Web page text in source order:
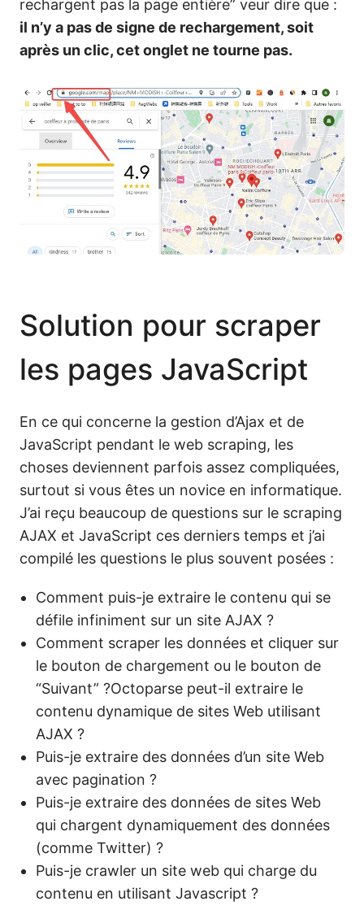
rechargent pas la page entière” veur dire que :
il n’y a pas de signe de rechargement, soit
après un clic, cet onglet ne tourne pas.
Solution pour scraper
les pages JavaScript
En ce qui concerne la gestion d’Ajax et de
JavaScript pendant le web scraping, les
choses deviennent parfois assez compliquées,
surtout si vous êtes un novice en informatique.
J’ai reçu beaucoup de questions sur le scraping
AJAX et JavaScript ces derniers temps et j’ai
compilé les questions le plus souvent posées :
Comment puis-je extraire le contenu qui se
défile infiniment sur un site AJAX ?
Comment scraper les données et cliquer sur
le bouton de chargement ou le bouton de
“Suivant” ?Octoparse peut-il extraire le
contenu dynamique de sites Web utilisant
AJAX ?
Puis-je extraire des données d’un site Web
avec pagination ?
Puis-je extraire des données de sites Web
qui chargent dynamiquement des données
(comme Twitter) ?
Puis-je crawler un site web qui charge du
contenu en utilisant Javascript ?